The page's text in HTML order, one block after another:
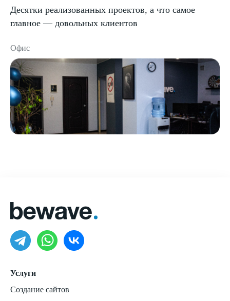
Десятки реализованных проектов, а что самое
главное — довольных клиентов
Офис
Услуги
Создание сайтов